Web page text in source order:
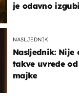
je odavno
NASLJEDNIK
Nasljednik: Nije
takve uvrede
majke